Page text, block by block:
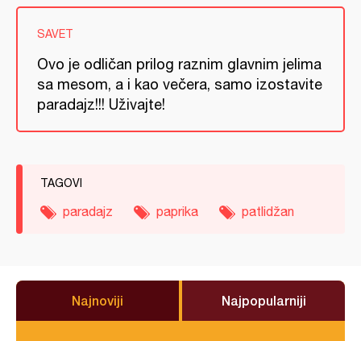
SAVET
Ovo je odličan prilog raznim glavnim jelima
sa mesom, a i kao večera, samo izostavite
paradajz!!! Uživajte!
TAGOVI
paradajz paprika patlidžan
Najnoviji Najpopularniji